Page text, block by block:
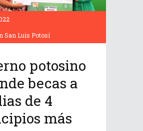
San Luis Potosí
potosino
becas a
de 4
más